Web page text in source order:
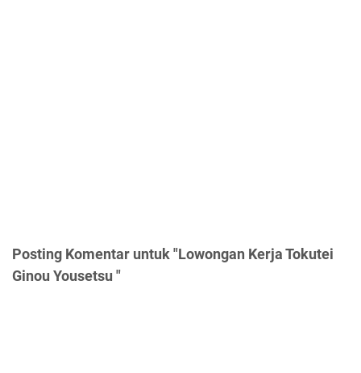
Posting Komentar untuk "Lowongan Kerja Tokutei
Ginou Yousetsu "